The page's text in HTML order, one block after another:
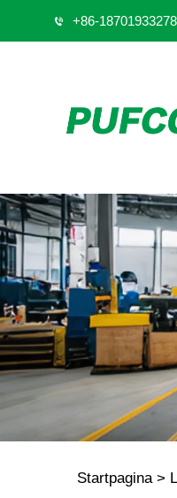
+86-18701933278
Startpagina >